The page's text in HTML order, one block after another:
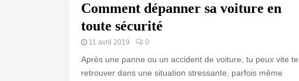
Comment dépanner sa voiture en
toute sécurité
11 avril 2019 0
Après une panne ou un accident de voiture, tu peux vite te
retrouver dans une situation stressante, parfois même